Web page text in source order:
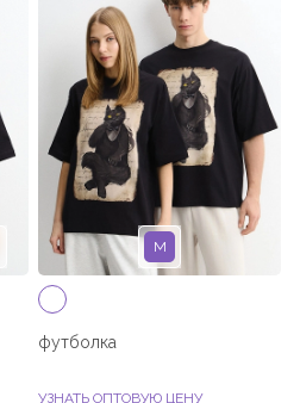
M
футболка
УЗНАТЬ ОПТОВУЮ ЦЕНУ